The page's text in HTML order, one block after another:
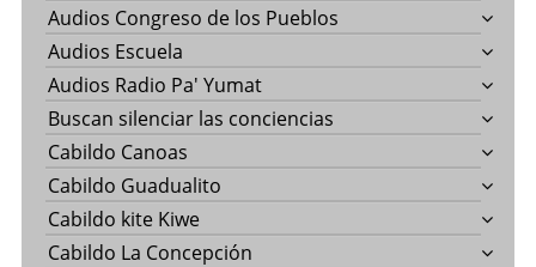
Audios Congreso de los Pueblos
Audios Escuela
Audios Radio Pa' Yumat
Buscan silenciar las conciencias
Cabildo Canoas
Cabildo Guadualito
Cabildo kite Kiwe
Cabildo La Concepción